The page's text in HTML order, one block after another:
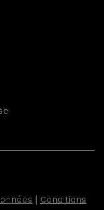
| Conditions